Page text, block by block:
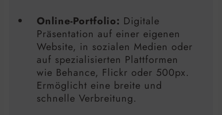
Online-Portfolio: Digitale
Präsentation auf einer eigenen
Website, in sozialen Medien oder
auf spezialisierten Plattformen
wie Behance, Flickr oder 500px.
Ermöglicht eine breite und
schnelle Verbreitung.